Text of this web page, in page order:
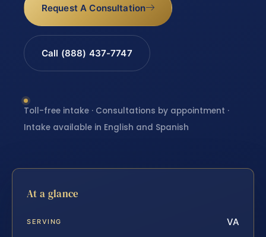
Request A Consultation
Call (888) 437-7747
Toll-free intake · Consultations by appointment ·
Intake available in English and Spanish
At a glance
SERVING VA